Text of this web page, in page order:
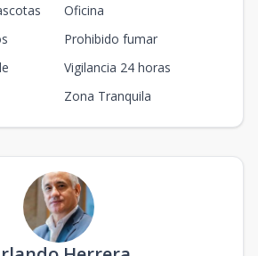
Oficina
Prohibido fumar
Vigilancia 24 horas
Zona Tranquila